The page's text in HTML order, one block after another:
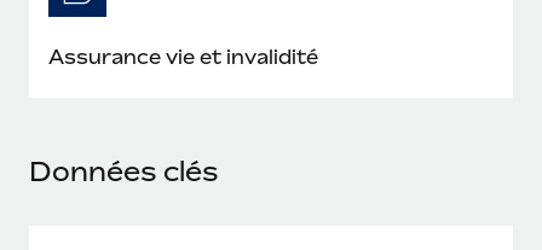
En savoir plus
Assurance vie et invalidité
Données clés